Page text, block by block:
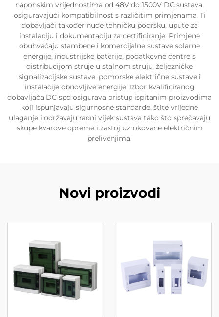
naponskim vrijednostima od 48V do 1500V DC sustava,
osiguravajući kompatibilnost s različitim primjenama. Ti
dobavljači također nude tehničku podršku, upute za
instalaciju i dokumentaciju za certificiranje. Primjene
obuhvaćaju stambene i komercijalne sustave solarne
energije, industrijske baterije, podatkovne centre s
distribucijom struje u stalnom struju, željezničke
signalizacijske sustave, pomorske električne sustave i
instalacije obnovljive energije. Izbor kvalificiranog
dobavljača DC spd osigurava pristup ispitanim proizvodima
koji ispunjavaju sigurnosne standarde, štite vrijedne
ulaganje i održavaju radni vijek sustava tako što sprečavaju
skupe kvarove opreme i zastoj uzrokovane električnim
prelivenjima.
Novi proizvodi